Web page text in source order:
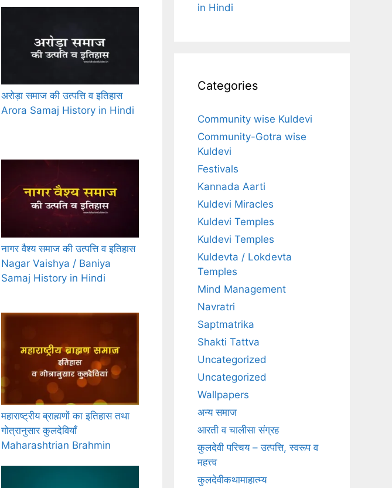
अरोड़ा समाज की उत्पत्ति व इतिहास
Arora Samaj History in Hindi
नागर वैश्य समाज की उत्पत्ति व इतिहास
Nagar Vaishya / Baniya
Samaj History in Hindi
महाराष्ट्रीय ब्राह्मणों का इतिहास तथा
गोत्रानुसार कुलदेवियाँ
Maharashtrian Brahmin
in Hindi
Categories
Community wise Kuldevi
Community-Gotra wise
Kuldevi
Festivals
Kannada Aarti
Kuldevi Miracles
Kuldevi Temples
Kuldevi Temples
Kuldevta / Lokdevta
Temples
Mind Management
Navratri
Saptmatrika
Shakti Tattva
Uncategorized
Uncategorized
Wallpapers
अन्य समाज
आरती व चालीसा संग्रह
कुलदेवी परिचय – उत्पत्ति, स्वरूप व
महत्त्व
कुलदेवीकथामाहात्म्य